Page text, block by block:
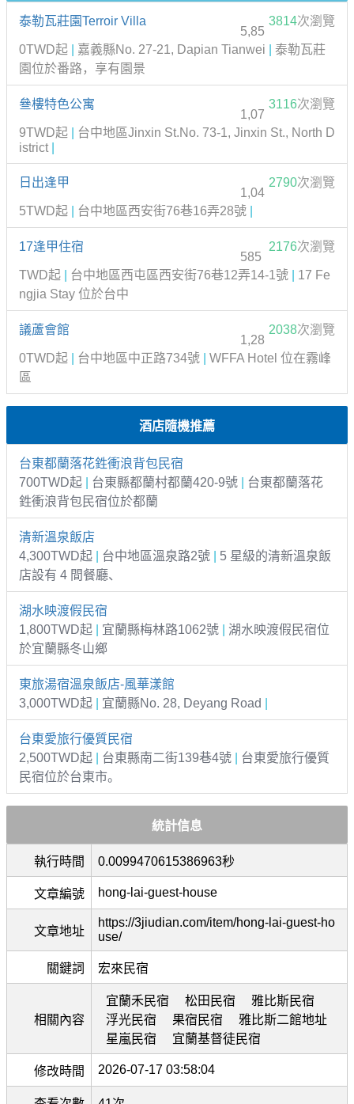
泰勒瓦莊園Terroir Villa 3814次瀏覽
5,85
0TWD起
嘉義縣No. 27-21, Dapian Tianwei
泰勒瓦莊
園位於番路，享有園景
叄樓特色公寓 3116次瀏覽
1,07
9TWD起
台中地區Jinxin St.No. 73-1, Jinxin St., North D
istrict
日出逢甲 2790次瀏覽
1,04
5TWD起
台中地區西安街76巷16弄28號
17逢甲住宿 2176次瀏覽
585
TWD起
台中地區西屯區西安街76巷12弄14-1號
17 Fe
ngjia Stay 位於台中
議蘆會館 2038次瀏覽
1,28
0TWD起
台中地區中正路734號
WFFA Hotel 位在霧峰
區
酒店隨機推薦
台東都蘭落花鉎衝浪背包民宿
700TWD起
台東縣都蘭村都蘭420-9號
台東都蘭落花
鉎衝浪背包民宿位於都蘭
清新溫泉飯店
4,300TWD起
台中地區溫泉路2號
5 星級的清新溫泉飯
店設有 4 間餐廳、
湖水映渡假民宿
1,800TWD起
宜蘭縣梅林路1062號
湖水映渡假民宿位
於宜蘭縣冬山鄉
東旅湯宿溫泉飯店-風華漾館
3,000TWD起
宜蘭縣No. 28, Deyang Road
台東愛旅行優質民宿
2,500TWD起
台東縣南二街139巷4號
台東愛旅行優質
民宿位於台東市。
統計信息
執行時間 0.0099470615386963秒
文章編號 hong-lai-guest-house
文章地址
https://3jiudian.com/item/hong-lai-guest-ho
use/
關鍵詞 宏來民宿
相關內容
宜蘭禾民宿 松田民宿
雅比斯民宿
浮光民宿
果宿民宿
雅比斯二館地址
星嵐民宿
宜蘭基督徒民宿
修改時間 2026-07-17 03:58:04